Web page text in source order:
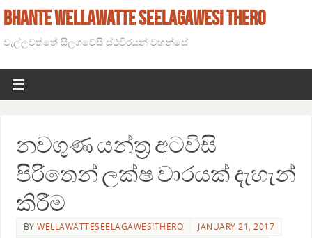
BHANTE WELLAWATTE SEELAGAWESI THERO
වැල්ලවත්තේ සිලගවේසි ස්ථවිරයන් වහන්සේ
නවගුණ යන්ත්‍ර අටවිසි
පිරිතෙන් ලක්ෂ වාරයක් දැහැන්
කිරීම
BYWELLAWATTESEELAGAWESITHERO
JANUARY 21, 2017